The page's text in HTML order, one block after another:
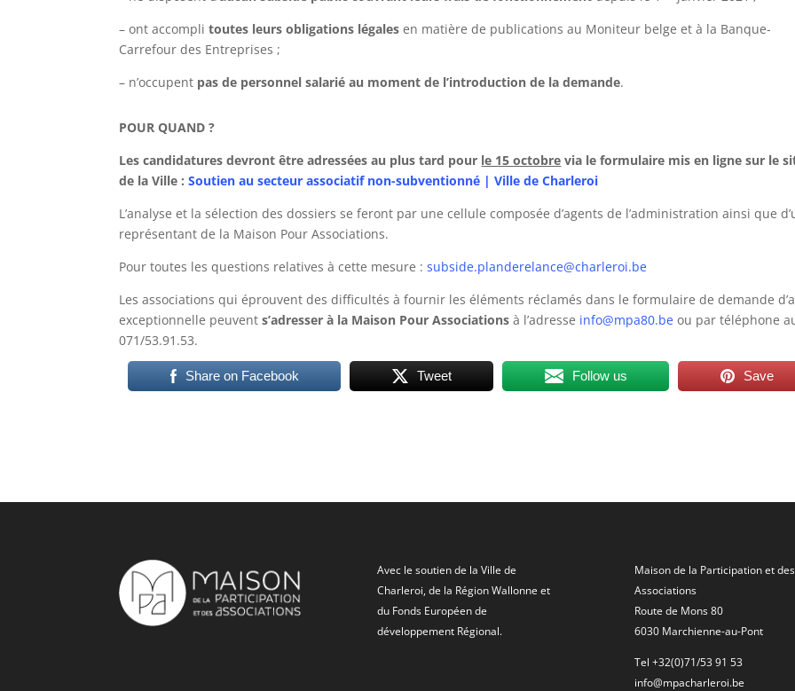
– ont accomplitoutes leurs obligations légales en matière de publications au Moniteur belge et à la Banque-
Carrefour des Entreprises ;
– n’occupent pas de personnel salarié au moment de l’introduction de la demande.
POUR QUAND ?
Les candidatures devront être adressées au plus tard pour le 15 octobre via le formulaire mis en ligne sur le
de la Ville :Soutien au secteur associatif non-subventionné | Ville de Charleroi
L’analyse et la sélection des dossiers se feront par une cellule composée d’agents de l’administration ainsi que
représentant de la Maison Pour Associations.
Pour toutes les questions relatives à cette mesure :subside.​planderelance@​charleroi.​be
Les associations qui éprouvent des difficultés à fournir les éléments réclamés dans le formulaire de demande
exceptionnelle peuvents’adresser à la Maison Pour Associations à l’adresse info@​mpa80.​be ou par téléphone
071/53.91.53.
Share on Facebook Tweet Follow us Save
Avec le soutien de la Ville de
Charleroi, de la Région Wallonne et
du Fonds Européen de
développement Régional.
Maison de la Participation et des
Associations
Route de Mons 80
6030 Marchienne-au-Pont
Tel +32(0)71/53 91 53
info@mpacharleroi.be